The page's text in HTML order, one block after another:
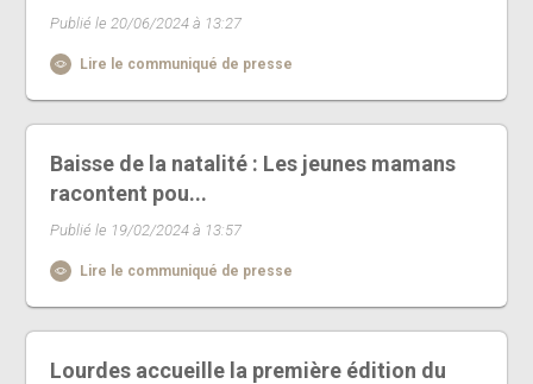
Publié le 20/06/2024 à 13:27
Lire le communiqué de presse
Baisse de la natalité : Les jeunes mamans
racontent pou...
Publié le 19/02/2024 à 13:57
Lire le communiqué de presse
Lourdes accueille la première édition du